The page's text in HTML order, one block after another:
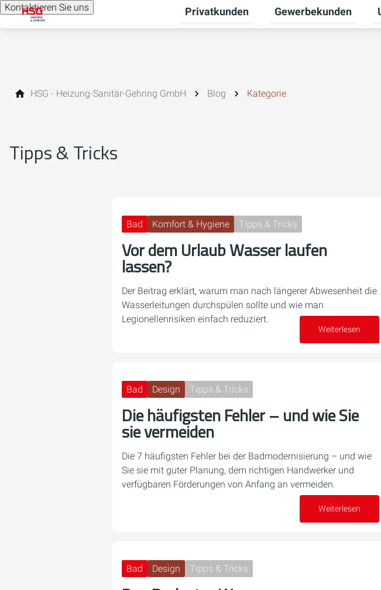
Kontaktieren Sie uns Privatkunden
Untermenü für
Gewerbekunden
HSG - Heizung-Sanitär-Gehring GmbH Blog Kategorie
Tipps & Tricks
Bad Komfort & Hygiene Tipps & Tricks
Vor dem Urlaub Wasser laufen
lassen?
Der Beitrag erklärt, warum man nach längerer Abwesenheit die
Wasserleitungen durchspülen sollte und wie man
Legionellenrisiken einfach reduziert.
Weiterlesen
Bad Design Tipps & Tricks
Die häufigsten Fehler – und wie Sie
sie vermeiden
Die 7 häufigsten Fehler bei der Badmodernisierung – und wie
Sie sie mit guter Planung, dem richtigen Handwerker und
verfügbaren Förderungen von Anfang an vermeiden.
22. Juni 2026
Weiterlesen
Bad Design Tipps & Tricks